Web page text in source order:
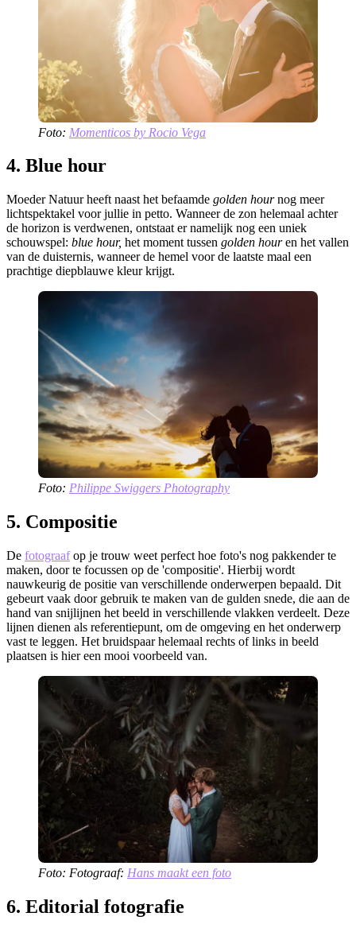
Foto: Momenticos by Rocio Vega
4. Blue hour
Moeder Natuur heeft naast het befaamde golden hournog meer
lichtspektakel voor jullie in petto. Wanneer de zon helemaal achter
de horizon is verdwenen, ontstaat er namelijk nog een uniek
schouwspel: blue hour, het moment tussen golden houren het vallen
van de duisternis, wanneer de hemel voor de laatste maal een
prachtige diepblauwe kleur krijgt.
Foto: Philippe Swiggers Photography
5. Compositie
De fotograafop je trouw weet perfect hoe foto's nog pakkender te
maken, door te focussen op de 'compositie'. Hierbij wordt
nauwkeurig de positie van verschillende onderwerpen bepaald. Dit
gebeurt vaak door gebruik te maken van de gulden snede, die aan de
hand van snijlijnen het beeld in verschillende vlakken verdeelt. Deze
lijnen dienen als referentiepunt, om de omgeving en het onderwerp
vast te leggen. Het bruidspaar helemaal rechts of links in beeld
plaatsen is hier een mooi voorbeeld van.
Foto: Fotograaf: Hans maakt een foto
6. Editorial fotografie